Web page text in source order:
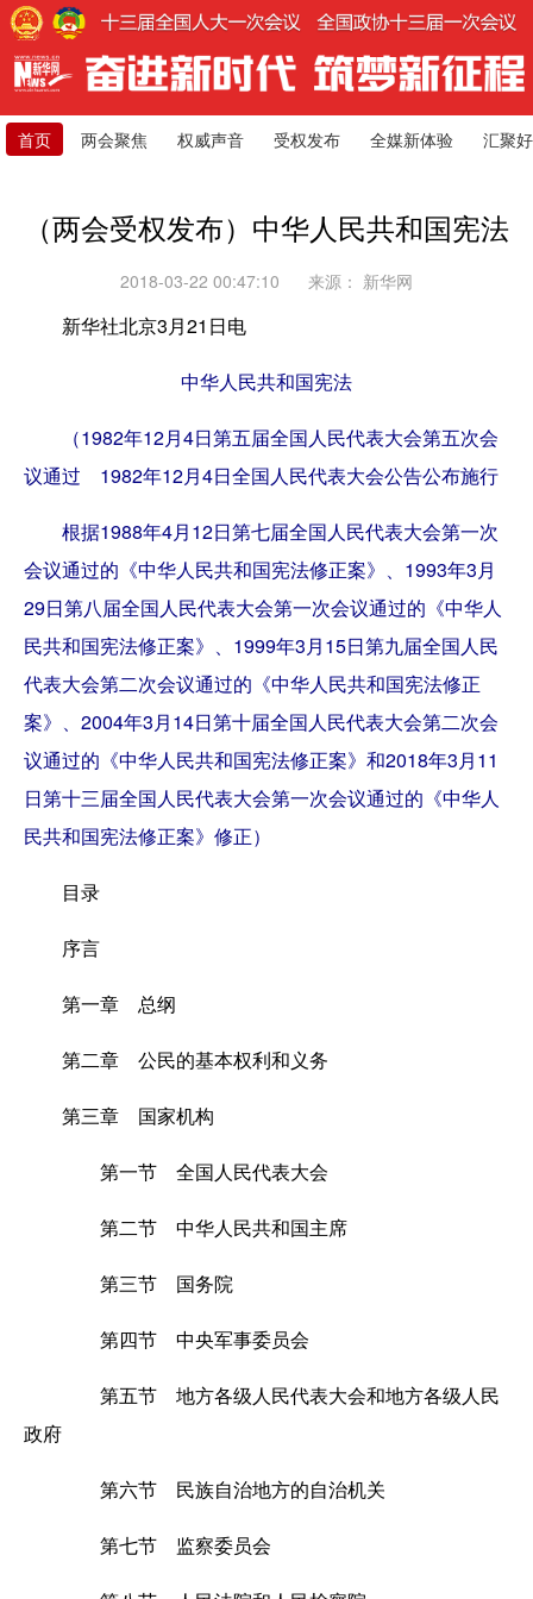
首页 两会聚焦 权威声音 受权发布 全媒新体验 汇聚
（两会受权发布）中华人民共和国宪法
2018-03-22 00:47:10 来源： 新华网
新华社北京3月21日电
中华人民共和国宪法
（1982年12月4日第五届全国人民代表大会第五次会
议通过 1982年12月4日全国人民代表大会公告公布施行
根据1988年4月12日第七届全国人民代表大会第一次
会议通过的《中华人民共和国宪法修正案》、1993年3月
29日第八届全国人民代表大会第一次会议通过的《中华人
民共和国宪法修正案》、1999年3月15日第九届全国人民
代表大会第二次会议通过的《中华人民共和国宪法修正
案》、2004年3月14日第十届全国人民代表大会第二次会
议通过的《中华人民共和国宪法修正案》和2018年3月11
日第十三届全国人民代表大会第一次会议通过的《中华人
民共和国宪法修正案》修正）
目录
序言
第一章 总纲
第二章 公民的基本权利和义务
第三章 国家机构
第一节 全国人民代表大会
第二节 中华人民共和国主席
第三节 国务院
第四节 中央军事委员会
第五节 地方各级人民代表大会和地方各级人民
政府
第六节 民族自治地方的自治机关
第七节 监察委员会